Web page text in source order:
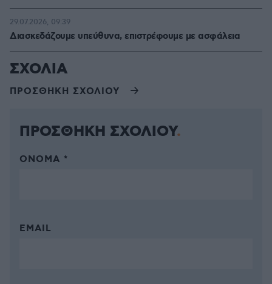
Διασκεδάζουμε υπεύθυνα, επιστρέφουμε με ασφάλεια
29.07.2026, 09:39
ΣΧΟΛΙΑ
ΠΡΟΣΘΗΚΗ ΣΧΟΛΙΟΥ
ΠΡΟΣΘΗΚΗ ΣΧΟΛΙΟΥ
ΌΝΟΜΑ *
EMAIL